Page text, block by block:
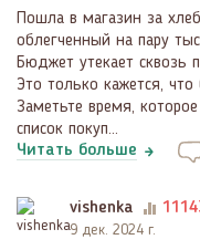
Пошла в магазин за
облегченный на пару
Бюджет утекает сквозь
Это только кажется,
Заметьте время,
список покуп...
Читать больше
vishenka
9 дек. 2024 г.